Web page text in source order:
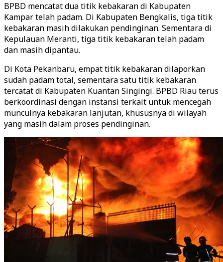
BPBD mencatat dua titik kebakaran di Kabupaten
Kampar telah padam. Di Kabupaten Bengkalis, tiga titik
kebakaran masih dilakukan pendinginan. Sementara di
Kepulauan Meranti, tiga titik kebakaran telah padam
dan masih dipantau.
Di Kota Pekanbaru, empat titik kebakaran dilaporkan
sudah padam total, sementara satu titik kebakaran
tercatat di Kabupaten Kuantan Singingi. BPBD Riau terus
berkoordinasi dengan instansi terkait untuk mencegah
munculnya kebakaran lanjutan, khususnya di wilayah
yang masih dalam proses pendinginan.